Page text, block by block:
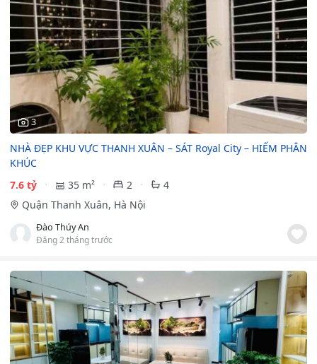
3
NHÀ ĐẸP KHU VỰC THANH XUÂN – SÁT Royal City – HIẾM PHÂN
KHÚC
7.6 tỷ
35 m² 2
4
Quận Thanh Xuân, Hà Nội
Đào Thúy An
Đăng 2 tháng trước